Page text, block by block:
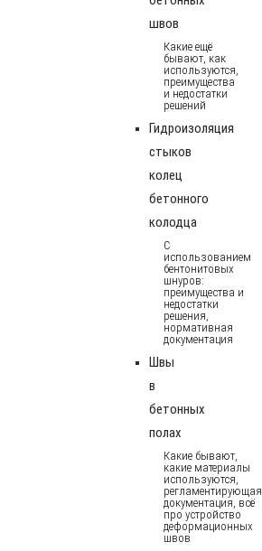
швов
Какие ещё
бывают, как
используются,
преимущества
и недостатки
решений
Гидроизоляция
стыков
колец
бетонного
колодца
С
использованием
бентонитовых
шнуров:
преимущества и
недостатки
решения,
нормативная
документация
Швы
в
бетонных
полах
Какие бывают,
какие материалы
используются,
регламентирующая
документация, всё
про устройство
деформационных
швов